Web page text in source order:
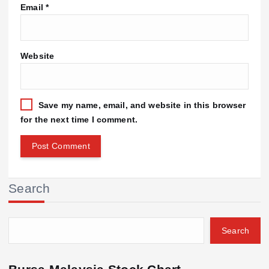
Email *
Website
Save my name, email, and website in this browser
for the next time I comment.
Search
Search